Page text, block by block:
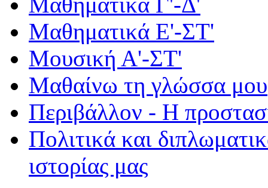
Μαθηματικά Ε'-ΣΤ'
Μουσική Α'-ΣΤ'
Μαθαίνω τη γλώσσα μου
Περιβάλλον - Η
Πολιτικά και
ιστορίας μας